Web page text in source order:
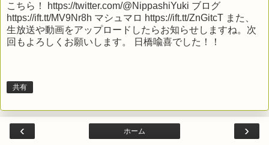
こちら！ https://twitter.com/@NippashiYuki ブログ
https://ift.tt/MV9Nr8h マシュマロ https://ift.tt/ZnGitcT また、
生放送や動画をアップロードしたらお知らせしますね。次
回もよろしくお願いします。 日橋喩喜でした！！
共有
‹ ›
ホーム